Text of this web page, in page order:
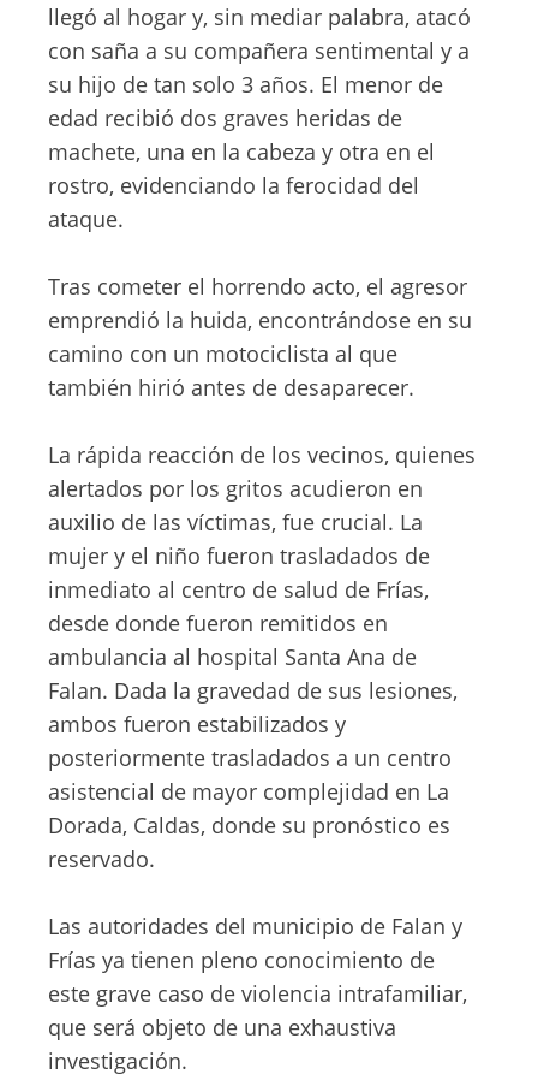
llegó al hogar y, sin mediar palabra, atacó
con saña a su compañera sentimental y a
su hijo de tan solo 3 años. El menor de
edad recibió dos graves heridas de
machete, una en la cabeza y otra en el
rostro, evidenciando la ferocidad del
ataque.
Tras cometer el horrendo acto, el agresor
emprendió la huida, encontrándose en su
camino con un motociclista al que
también hirió antes de desaparecer.
La rápida reacción de los vecinos, quienes
alertados por los gritos acudieron en
auxilio de las víctimas, fue crucial. La
mujer y el niño fueron trasladados de
inmediato al centro de salud de Frías,
desde donde fueron remitidos en
ambulancia al hospital Santa Ana de
Falan. Dada la gravedad de sus lesiones,
ambos fueron estabilizados y
posteriormente trasladados a un centro
asistencial de mayor complejidad en La
Dorada, Caldas, donde su pronóstico es
reservado.
Las autoridades del municipio de Falan y
Frías ya tienen pleno conocimiento de
este grave caso de violencia intrafamiliar,
que será objeto de una exhaustiva
investigación.